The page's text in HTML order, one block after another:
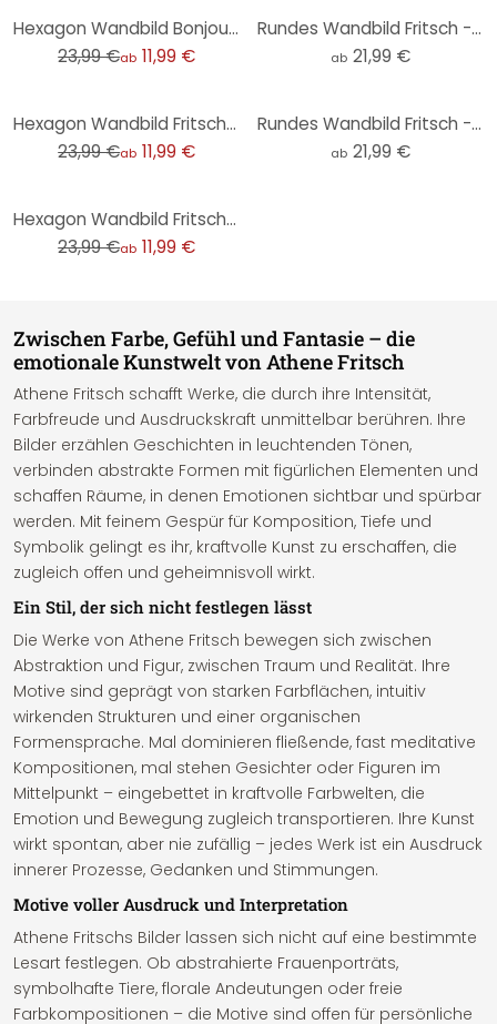
Hexagon Wandbild Bonjour mit Kussmund - Fritsch - Alu-Dibond
23,99 €ab 11,99 €
Rundes Wandbild Fritsch - Aperol Spritz - Alu-Dibond
ab 21,99 €
Hexagon Wandbild Fritsch - Aperol Spritz - Alu-Dibond
23,99 €ab 11,99 €
Rundes Wandbild Fritsch - Ein freundlicher Gruß - Alu-Dibond
ab 21,99 €
Hexagon Wandbild Fritsch - Ein freundlicher Gruß - Alu-Dibond
23,99 €ab 11,99 €
Zwischen Farbe, Gefühl und Fantasie – die
emotionale Kunstwelt von Athene Fritsch
Athene Fritsch schafft Werke, die durch ihre Intensität,
Farbfreude und Ausdruckskraft unmittelbar berühren. Ihre
Bilder erzählen Geschichten in leuchtenden Tönen,
verbinden abstrakte Formen mit figürlichen Elementen und
schaffen Räume, in denen Emotionen sichtbar und spürbar
werden. Mit feinem Gespür für Komposition, Tiefe und
Symbolik gelingt es ihr, kraftvolle Kunst zu erschaffen, die
zugleich offen und geheimnisvoll wirkt.
Ein Stil, der sich nicht festlegen lässt
Die Werke von Athene Fritsch bewegen sich zwischen
Abstraktion und Figur, zwischen Traum und Realität. Ihre
Motive sind geprägt von starken Farbflächen, intuitiv
wirkenden Strukturen und einer organischen
Formensprache. Mal dominieren fließende, fast meditative
Kompositionen, mal stehen Gesichter oder Figuren im
Mittelpunkt – eingebettet in kraftvolle Farbwelten, die
Emotion und Bewegung zugleich transportieren. Ihre Kunst
wirkt spontan, aber nie zufällig – jedes Werk ist ein Ausdruck
innerer Prozesse, Gedanken und Stimmungen.
Motive voller Ausdruck und Interpretation
Athene Fritschs Bilder lassen sich nicht auf eine bestimmte
Lesart festlegen. Ob abstrahierte Frauenporträts,
symbolhafte Tiere, florale Andeutungen oder freie
Farbkompositionen – die Motive sind offen für persönliche